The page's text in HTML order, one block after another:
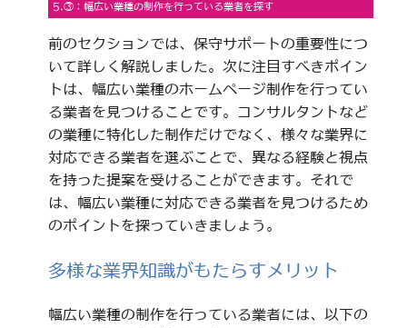
5.③：幅広い業種の制作を行っている業者を探す
前のセクションでは、保守サポートの重要性につ
いて詳しく解説しました。次に注目すべきポイン
トは、幅広い業種のホームページ制作を行ってい
る業者を見つけることです。コンサルタントなど
の業種に特化した制作だけでなく、様々な業界に
対応できる業者を選ぶことで、異なる経験と視点
を持った提案を受けることができます。それで
は、幅広い業種に対応できる業者を見つけるため
のポイントを探っていきましょう。
多様な業界知識がもたらすメリット
幅広い業種の制作を行っている業者には、以下の